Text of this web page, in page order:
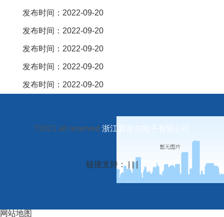
发布时间：2022-09-20
发布时间：2022-09-20
发布时间：2022-09-20
发布时间：2022-09-20
发布时间：2022-09-20
?2021 all reserved 浙江新富尔电子有限公司
链接支持： | | |
网站地图